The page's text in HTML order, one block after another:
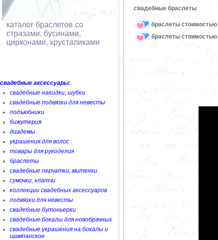
каталог браслетов со
стразами, бусинами,
цирконами, хрусталиками
свадебные аксессуары:
свадебные накидки, шубки
свадебные подвязки для невесты
подъюбники
бижутерия
диадемы
украшения для волос
товары для рукоделия
браслеты
свадебные перчатки, митенки
сумочки, клатчи
коллекции свадебных аксессуаров
подвязки для невесты
свадебные бутоньерки
свадебные бокалы для новобрачных
свадебные украшения на бокалы и
шампанское
свадебные браслеты
браслеты
браслеты стоимостью